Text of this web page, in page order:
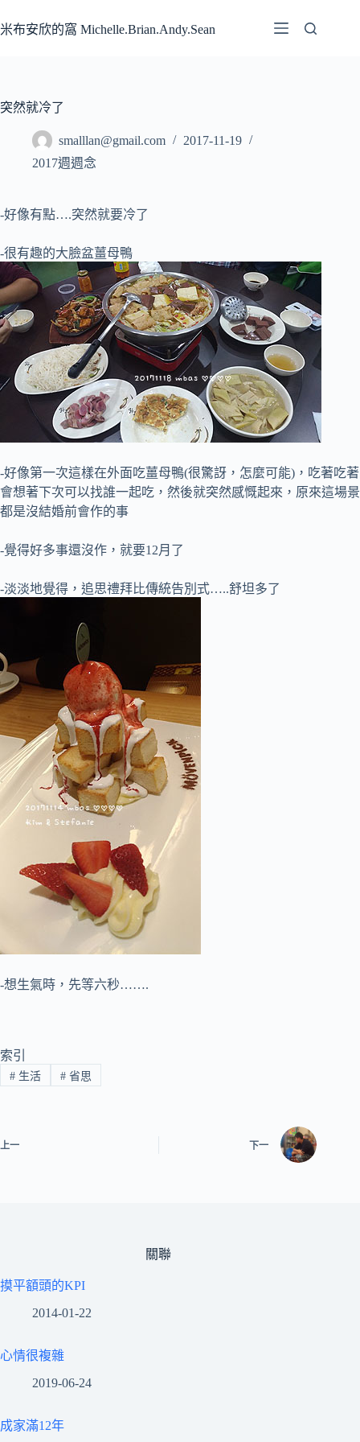
至
容
米布安欣的窩 Michelle.Brian.Andy.Sean
突然就冷了
smalllan@gmail.com
2017-11-19
2017週週念
-好像有點….突然就要冷了
-很有趣的大臉盆薑母鴨
-好像第一次這樣在外面吃薑母鴨(很驚訝，怎麼可能)，吃著吃著
會想著下次可以找誰一起吃，然後就突然感慨起來，原來這場景
都是沒結婚前會作的事
-覺得好多事還沒作，就要12月了
-淡淡地覺得，追思禮拜比傳統告別式…..舒坦多了
-想生氣時，先等六秒…….
索引
#生活 #省思
上一 下一
關聯
摸平額頭的KPI
2014-01-22
心情很複雜
2019-06-24
成家滿12年